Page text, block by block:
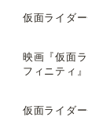
仮面ライダ
映画『仮面
フィニティ』
仮面ライダ